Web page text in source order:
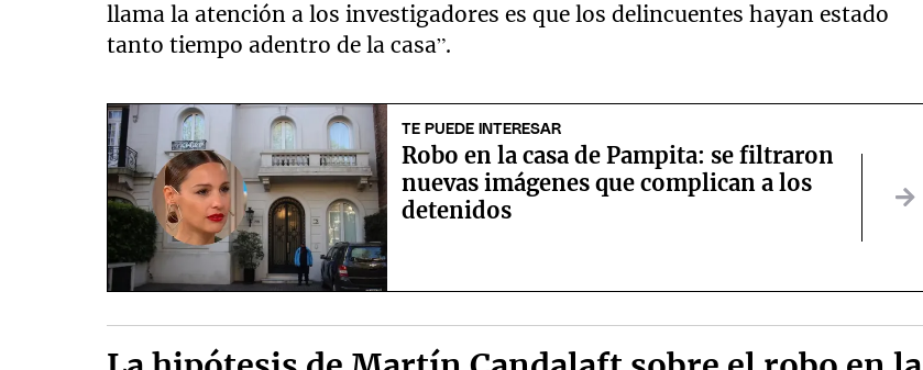
llama la atención a los investigadores es que los delincuentes hayan estado
tanto tiempo adentro de la casa”.
TE PUEDE INTERESAR
Robo en la casa de Pampita: se filtraron
nuevas imágenes que complican a los
detenidos